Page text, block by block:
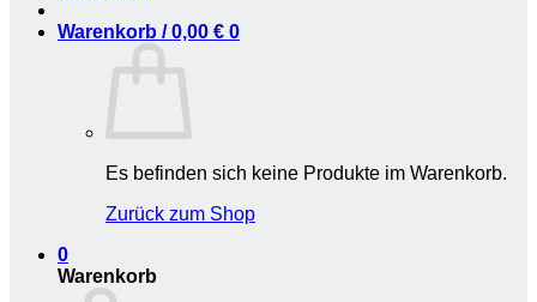
Warenkorb /0,00 € 0
Es befinden sich keine Produkte im Warenkorb.
Zurück zum Shop
0
Warenkorb